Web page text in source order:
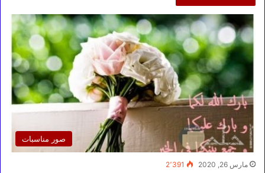
صور مناسبات
مارس 26, 2020 2٬391